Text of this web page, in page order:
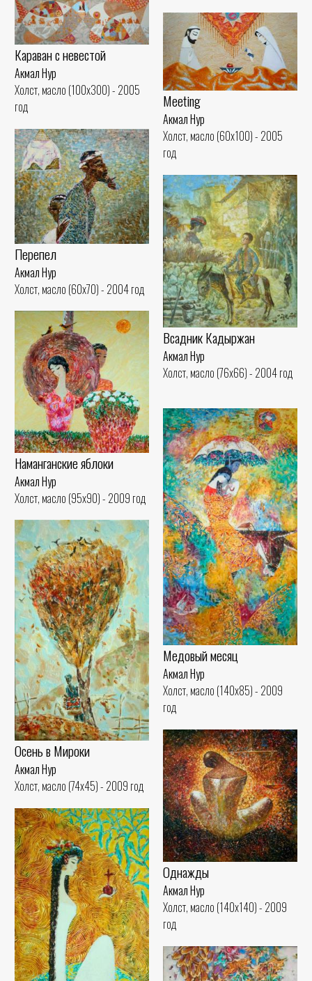
Караван с невестой
Акмал Нур
Холст, масло (100x300) - 2005
год
Meeting
Акмал Нур
Холст, масло (60x100) - 2005
год
Перепел
Акмал Нур
Холст, масло (60x70) - 2004 год
Всадник Кадыржан
Акмал Нур
Холст, масло (76x66) - 2004 год
Наманганские яблоки
Акмал Нур
Холст, масло (95x90) - 2009 год
Медовый месяц
Акмал Нур
Холст, масло (140x85) - 2009
год
Осень в Мироки
Акмал Нур
Холст, масло (74x45) - 2009 год
Однажды
Акмал Нур
Холст, масло (140x140) - 2009
год